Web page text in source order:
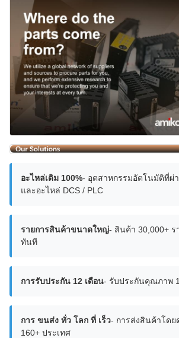
อะไหล่เดิม 100%- อุตสาหกรรมอัตโนมัติที่ผ่
และอะไหล่ DCS / PLC
รายการสินค้าขนาดใหญ่- สินค้า 30,000+ ร
ทันที
การรับประกัน 12 เดือน- รับประกันคุณภาพ
การ ขนส่ง ทั่ว โลก ที่ เร็ว- การส่งสินค้าโด
160+ ประเทศ